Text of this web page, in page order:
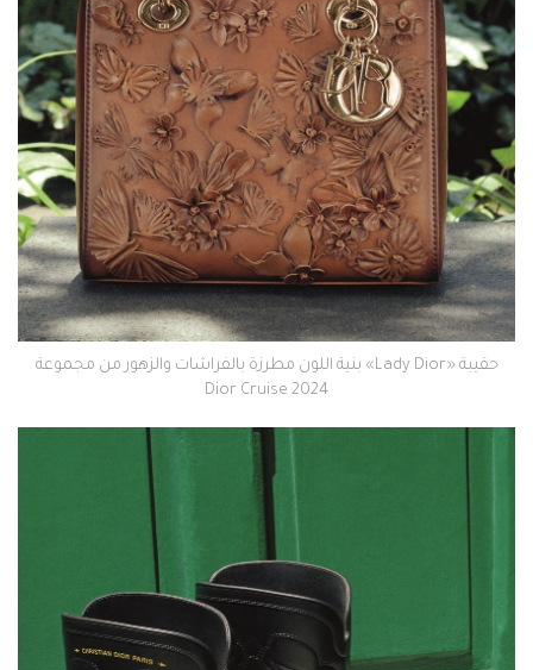
حقيبة «Lady Dior» بنية اللون مطرزة بالفراشات والزهور من مجموعة
Dior Cruise 2024